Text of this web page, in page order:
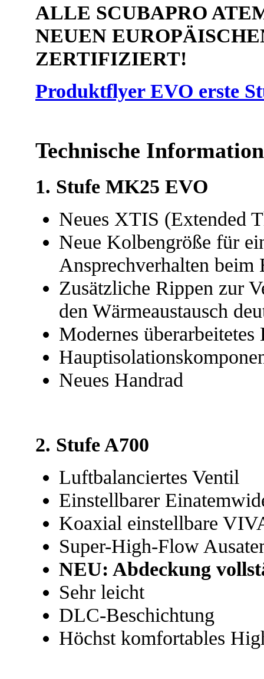
ALLE SCUBAPRO
NEUEN
ZERTIFIZIERT!
Produktflyer EVO erste
Technische
1. Stufe MK25 EVO
Neues XTIS (Extended
Neue Kolbengröße für
Ansprechverhalten beim
Zusätzliche Rippen zur
den Wärmeaustausch
Modernes überarbeitetes
Neues Handrad
2. Stufe A700
Luftbalanciertes Ventil
Einstellbarer
Koaxial einstellbare
Super-High-Flow
NEU: Abdeckung
Sehr leicht
DLC-Beschichtung
Höchst komfortables